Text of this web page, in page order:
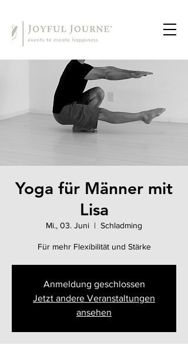
Yoga für Männer mit
Lisa
Mi., 03. Juni
  |
Schladming
Für mehr Flexibilität und Stärke
Anmeldung geschlossen
Jetzt andere Veranstaltungen
ansehen